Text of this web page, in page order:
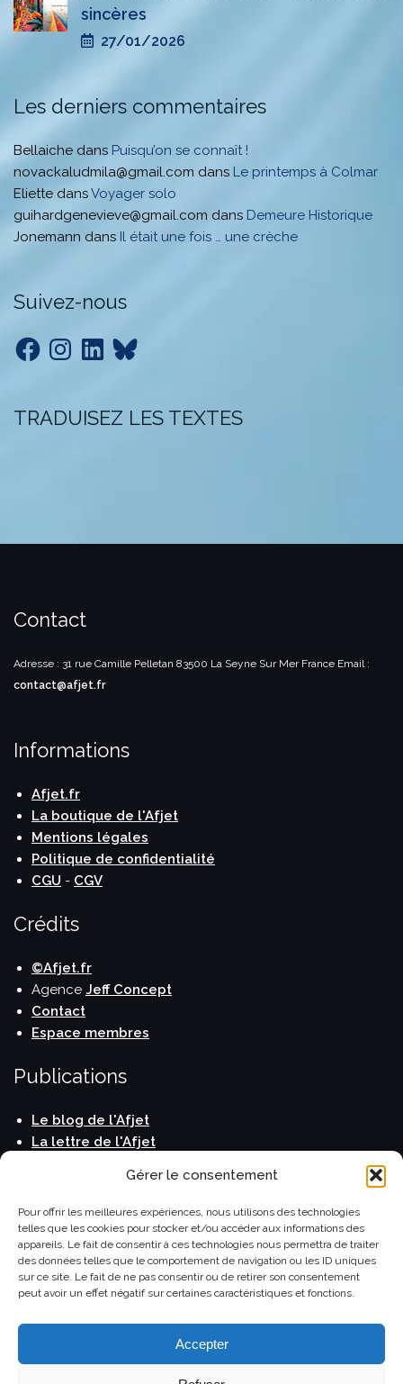
Gérer le consentement
Pour offrir les meilleures expériences, nous utilisons des technologies
telles que les cookies pour stocker et/ou accéder aux informations des
appareils. Le fait de consentir à ces technologies nous permettra de traiter
des données telles que le comportement de navigation ou les ID uniques
sur ce site. Le fait de ne pas consentir ou de retirer son consentement
peut avoir un effet négatif sur certaines caractéristiques et fonctions.
Accepter
sincères
27/01/2026
Les derniers commentaires
Bellaiche dans Puisqu’on se connaît !
novackaludmila@gmail.com dans Le printemps à Colmar
Eliette dansVoyager solo
guihardgenevieve@gmail.com dans Demeure Historique
Jonemann dans Il était une fois … une crèche
Suivez-nous
FacebookInstagramLinkedInBluesky
TRADUISEZ LES TEXTES
Contact
Adresse : 31 rue Camille Pelletan 83500 La Seyne Sur MerFrance Email :
contact@afjet.fr
Informations
Afjet.fr
La boutique de l'Afjet
Mentions légales
Politique de confidentialité
CGU - CGV
Crédits
©Afjet.fr
Agence Jeff Concept
Contact
Espace membres
Publications
Le blog de l'Afjet
La lettre de l'Afjet
Horizons Monde
Le Guide du Routard
©Afjet.fr Association française des journalistes et des
écrivains du tourisme